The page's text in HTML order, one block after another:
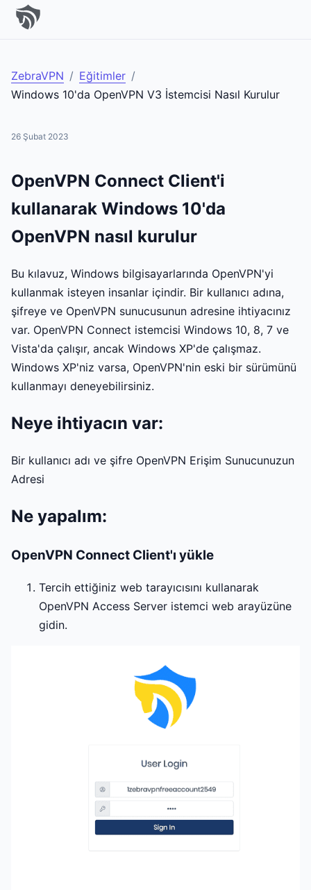
ZebraVPN / Eğitimler /
Windows 10'da OpenVPN V3 İstemcisi Nasıl Kurulur
26 Şubat 2023
OpenVPN Connect Client'i
kullanarak Windows 10'da
OpenVPN nasıl kurulur
Bu kılavuz, Windows bilgisayarlarında OpenVPN'yi
kullanmak isteyen insanlar içindir. Bir kullanıcı adına,
şifreye ve OpenVPN sunucusunun adresine ihtiyacınız
var. OpenVPN Connect istemcisi Windows 10, 8, 7 ve
Vista'da çalışır, ancak Windows XP'de çalışmaz.
Windows XP'niz varsa, OpenVPN'nin eski bir sürümünü
kullanmayı deneyebilirsiniz.
Neye ihtiyacın var:
Bir kullanıcı adı ve şifre OpenVPN Erişim Sunucunuzun
Adresi
Ne yapalım:
OpenVPN Connect Client'ı yükle
Tercih ettiğiniz web tarayıcısını kullanarak
OpenVPN Access Server istemci web arayüzüne
gidin.